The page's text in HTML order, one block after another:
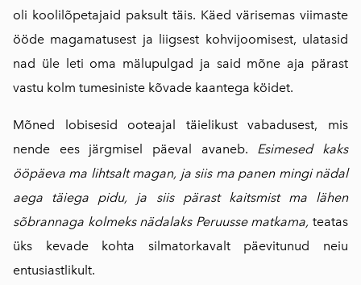
oli koolilõpetajaid paksult täis. Käed värisemas viimaste
ööde magamatusest ja liigsest kohvijoomisest, ulatasid
nad üle leti oma mälupulgad ja said mõne aja pärast
vastu kolm tumesiniste kõvade kaantega köidet.
Mõned lobisesid ooteajal täielikust vabadusest, mis
nende ees järgmisel päeval avaneb. Esimesed kaks
ööpäeva ma lihtsalt magan, ja siis ma panen mingi nädal
aega täiega pidu, ja siis pärast kaitsmist ma lähen
sõbrannaga kolmeks nädalaks Peruusse matkama, teatas
üks kevade kohta silmatorkavalt päevitunud neiu
entusiastlikult.